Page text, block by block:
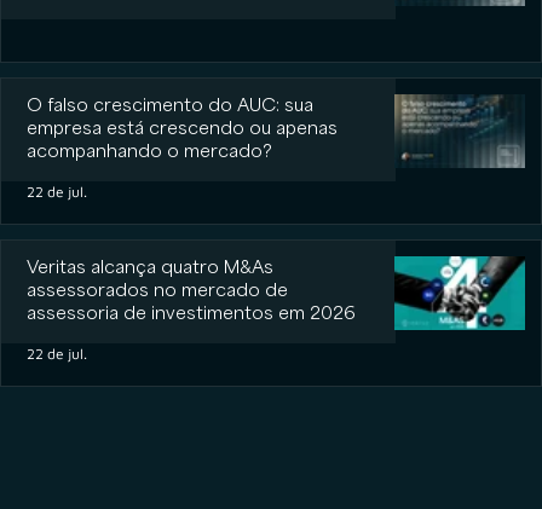
O falso crescimento do AUC: sua
empresa está crescendo ou apenas
acompanhando o mercado?
22 de jul.
Veritas alcança quatro M&As
assessorados no mercado de
assessoria de investimentos em 2026
22 de jul.